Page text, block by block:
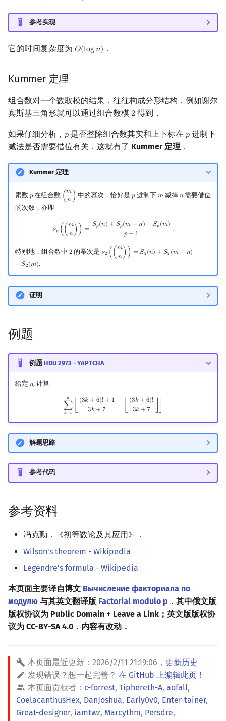
参考实现
它的时间复杂度为 𝑂(log𝑛)
O(logn) ．
Kummer 定理
组合数对一个数取模的结果，往往构成分形结构，例如谢尔
宾斯基三角形就可以通过组合数模 2
2 得到．
如果仔细分析， 𝑝
p 是否整除组合数其实和上下标在𝑝
p 进制下
减法是否需要借位有关．这就有了 Kummer 定理 ．
Kummer 定理
素数𝑝
p在组合数 (𝑚
𝑛 )
(m ) 中的幂次，恰好是𝑝
p进制下 𝑚
m减掉 𝑛
n需要借位
的次数，亦即
𝜈𝑝 ( ( 𝑚
𝑛 ) ) = 𝑆𝑝(𝑛) + 𝑆𝑝(𝑚 − 𝑛) − 𝑆𝑝(𝑚)
𝑝 − 1 .
νp((mn Sp(n)+ Sp (m−n −S p( m) p−1.
特别地，组合数中 2
2的幂次是 𝜈2 ( ( 𝑚
𝑛 ) ) = 𝑆2(𝑛) + 𝑆2 (𝑚 − 𝑛)
−𝑆2(𝑚)
ν2 ( m )= S 2(n)+S2(m− n)− S2( m )
.
证明
例题
例题 HDU 2973 - YAPTCHA
给定 𝑛
n, 计算
𝑛
∑
𝑘=1
(3𝑘 + 6)! + 1
3𝑘+ 7 − (3𝑘+ 6)!
3𝑘 +7
∑k= 1 n⌊(3 k+ 6)!+ 13 k ⌊( 3k+6)! 3k+ ⌋ ⌋
解题思路
参考代码
参考资料
冯克勤．《初等数论及其应用》．
Wilson's theorem - Wikipedia
Legendre's formula - Wikipedia
本页面主要译自博文 Вычисление факториала по
модулю 与其英文翻译版 Factorial modulo p ．其中俄文版
版权协议为 Public Domain + Leave a Link；英文版版权协
议为 CC-BY-SA 4.0．内容有改动．
本页面最近更新： 2026/2/11 21:19:06 ， 更新历史
发现错误？想一起完善？ 在 GitHub 上编辑此页！
本页面贡献者： c-forrest, Tiphereth-A, aofall,
CoelacanthusHex, DanJoshua, Early0v0, Enter-tainer,
Great-designer, iamtwz, Marcythm, Persdre,